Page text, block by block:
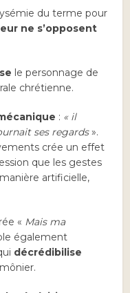
du terme pour
ne s’opposent
le personnage de
chrétienne.
: « il
ses regards».
crée un effet
que les gestes
artificielle,
« Mais ma
également
décrédibilise